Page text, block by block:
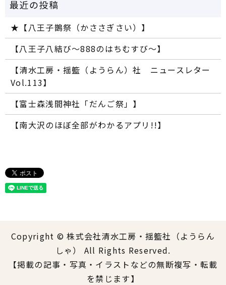
★【八王子鵲祭（かささぎさい）】
【八王子八結び～888のはちむすび～】
【清水工房・揺籃（ようらん）社 ニュースレター
Vol.113】
【富士森浅間神社「だんご祭」】
【南大沢のほぼ全部がわかるアプリ!!】
Copyright © 株式会社清水工房・揺籃社（ようらん
しゃ） All Rights Reserved.
【掲載の記事・写真・イラストなどの無断複写・転載
を禁じます】